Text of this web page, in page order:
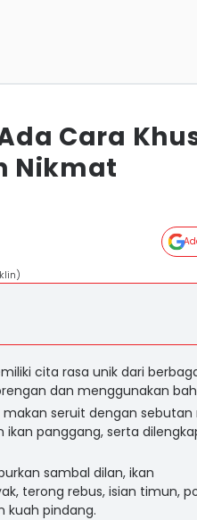
Cara
Nikmat
cita rasa unik dari
dan menggunakan
seruit dengan sebutan
panggang, serta
sambal dilan, ikan
terong rebus, isian timun,
kuah pindang.